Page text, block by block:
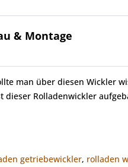
& Montage
man über diesen Wickler
dieser Rolladenwickler
getriebewickler, rolladen